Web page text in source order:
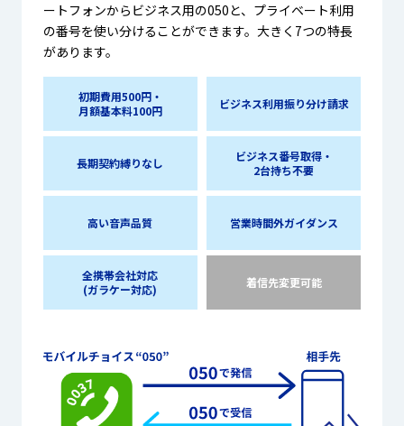
ートフォンからビジネス用の050と、プライベート利用
の番号を使い分けることができます。大きく7つの特長
があります。
初期費用500円・
月額基本料100円
ビジネス利用振り分け請求
長期契約縛りなし
ビジネス番号取得・
2台持ち不要
高い音声品質 営業時間外ガイダンス
全携帯会社対応
(ガラケー対応)
着信先変更可能